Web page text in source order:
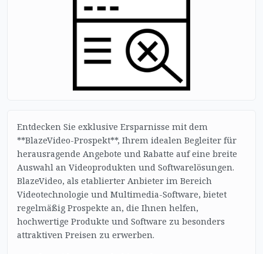
Entdecken Sie exklusive Ersparnisse mit dem
**BlazeVideo-Prospekt**, Ihrem idealen Begleiter für
herausragende Angebote und Rabatte auf eine breite
Auswahl an Videoprodukten und Softwarelösungen.
BlazeVideo, als etablierter Anbieter im Bereich
Videotechnologie und Multimedia-Software, bietet
regelmäßig Prospekte an, die Ihnen helfen,
hochwertige Produkte und Software zu besonders
attraktiven Preisen zu erwerben.